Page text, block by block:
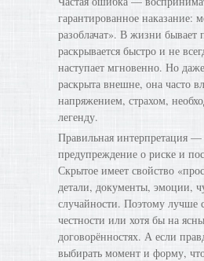
гарантированное наказание:
разоблачат». В жизни бывает
раскрывается быстро и не
наступает мгновенно. Но
раскрыта внешне, она часто
напряжением, страхом,
легенду.
Правильная интерпретация —
предупреждение о риске и
Скрытое имеет свойство
детали, документы, эмоции,
случайности. Поэтому лучше
честности или хотя бы на
договорённостях. А если
выбирать момент и форму,